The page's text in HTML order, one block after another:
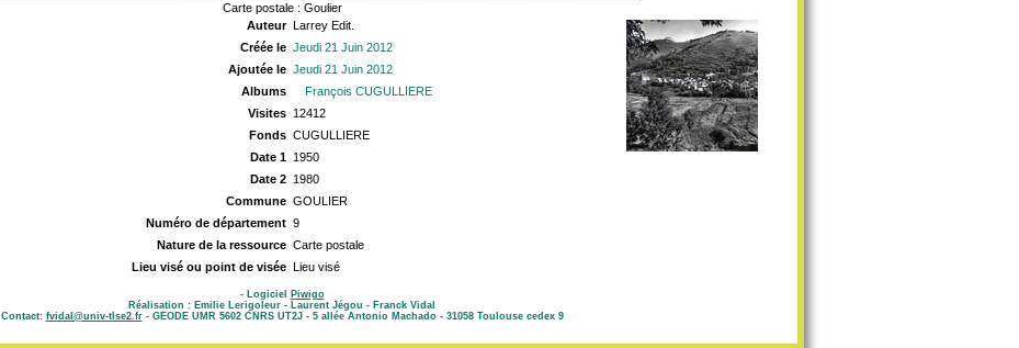
Carte postale : Goulier
Auteur Larrey Edit.
Créée le Jeudi 21 Juin 2012
Ajoutée le Jeudi 21 Juin 2012
Albums
François CUGULLIERE
Visites 12412
Fonds CUGULLIERE
Date 1 1950
Date 2 1980
Commune GOULIER
Numéro de département 9
Nature de la ressource Carte postale
Lieu visé ou point de visée Lieu visé
- Logiciel
Piwigo
Réalisation : Emilie Lerigoleur - Laurent Jégou - Franck Vidal
Contact: fvidal@univ-tlse2.fr- GEODE UMR 5602 CNRS UT2J - 5 allée Antonio Machado - 31058 Toulouse cedex 9